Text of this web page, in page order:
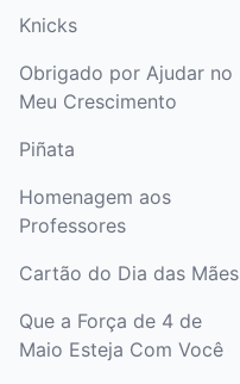
Knicks
Obrigado por Ajudar no
Meu Crescimento
Piñata
Homenagem aos
Professores
Cartão do Dia das Mães
Que a Força de 4 de
Maio Esteja Com Você